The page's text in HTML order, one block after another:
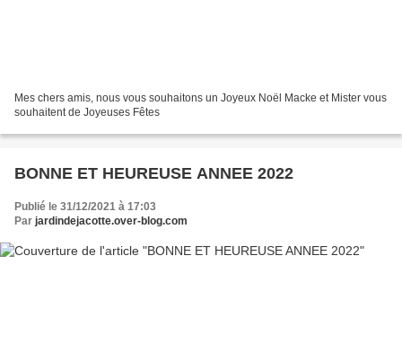
Mes chers amis, nous vous souhaitons un Joyeux Noël Macke et Mister vous
souhaitent de Joyeuses Fêtes
BONNE ET HEUREUSE ANNEE 2022
Publié le 31/12/2021 à 17:03
Par jardindejacotte.over-blog.com